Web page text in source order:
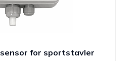
for sportstavler